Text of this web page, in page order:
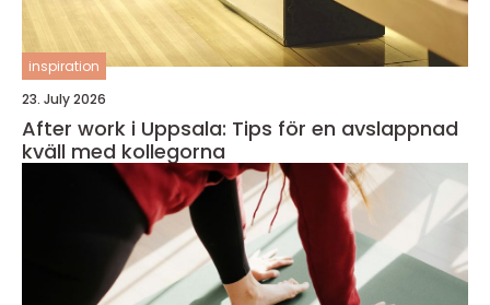
inspiration
23. July 2026
After work i Uppsala: Tips för en avslappnad
kväll med kollegorna